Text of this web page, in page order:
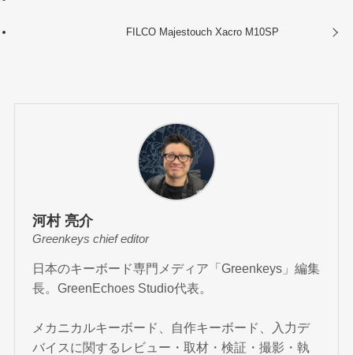
FILCO Majestouch Xacro M10SP
河村 亮介
Greenkeys chief editor
日本のキーボード専門メディア「Greenkeys」編集
長。GreenEchoes Studio代表。
メカニカルキーボード、自作キーボード、入力デ
バイスに関するレビュー・取材・検証・撮影・執